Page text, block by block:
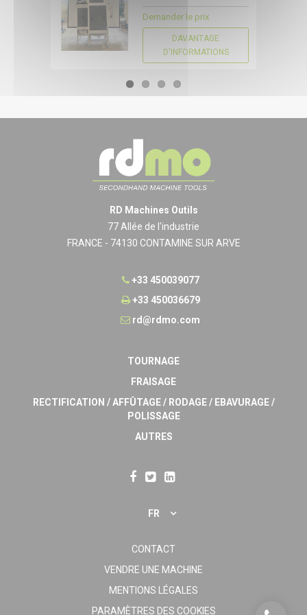
Demander le prix
DAVANTAGE
D'INFORMATIONS
RD Machines Outils
77 Allée de l'industrie
FRANCE - 74130 CONTAMINE SUR ARVE
+33 450039077
+33 450036679
rd@rdmo.com
TOURNAGE
FRAISAGE
RECTIFICATION / AFFÛTAGE / RODAGE / EBAVURAGE /
POLISSAGE
AUTRES
FR
CONTACT
VENDRE UNE MACHINE
MENTIONS LÉGALES
PARAMÈTRES DES COOKIES